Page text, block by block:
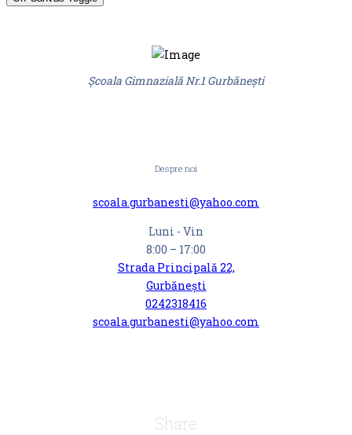
Școala Gimnazială Nr.1 Gurbănești
Despre noi
scoala.gurbanesti@yahoo.com
Luni - Vin
8:00 – 17:00
Strada Principală 22,
Gurbănești
0242318416
scoala.gurbanesti@yahoo.com
Share